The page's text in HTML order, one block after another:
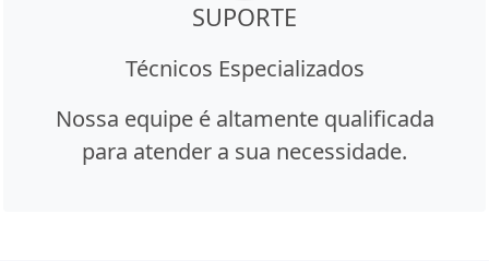
SUPORTE
Técnicos Especializados
Nossa equipe é altamente qualificada
para atender a sua necessidade.